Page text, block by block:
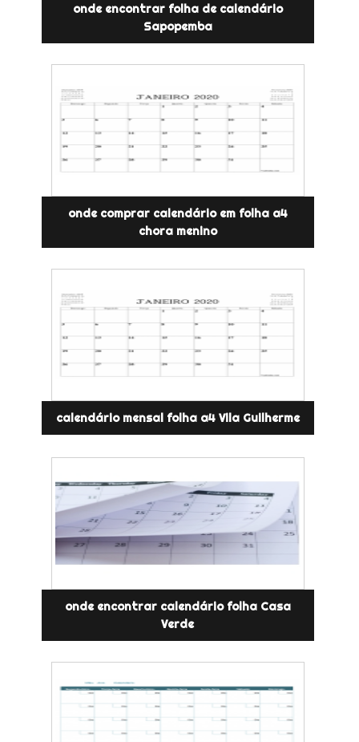
onde encontrar folha de calendário
Sapopemba
onde comprar calendário em folha a4
chora menino
calendário mensal folha a4 Vila Guilherme
onde encontrar calendário folha Casa
Verde